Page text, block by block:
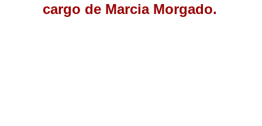
cargo de Marcia Morgado.